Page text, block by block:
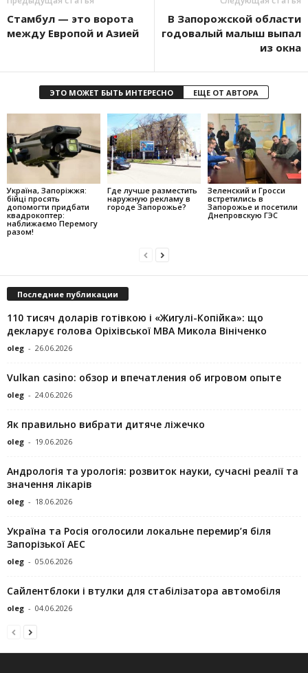
Стамбул — это ворота
между Европой и Азией
В Запорожской области
годовалый малыш выпал
из окна
ЭТО МОЖЕТ БЫТЬ ИНТЕРЕСНО ЕЩЕ ОТ АВТОРА
Україна, Запоріжжя:
бійці просять
допомогти придбати
квадрокоптер:
наближаємо Перемогу
разом!
Где лучше разместить
наружную рекламу в
городе Запорожье?
Зеленский и Гросси
встретились в
Запорожье и посетили
Днепровскую ГЭС
Последние публикации
110 тисяч доларів готівкою і «Жигулі-Копійка»: що
декларує голова Оріхівської МВА Микола Вініченко
oleg - 26.06.2026
Vulkan casino: обзор и впечатления об игровом опыте
oleg - 24.06.2026
Як правильно вибрати дитяче ліжечко
oleg - 19.06.2026
Андрологія та урологія: розвиток науки, сучасні реалії та
значення лікарів
oleg - 18.06.2026
Україна та Росія оголосили локальне перемир’я біля
Запорізької АЕС
oleg - 05.06.2026
Сайлентблоки і втулки для стабілізатора автомобіля
oleg - 04.06.2026